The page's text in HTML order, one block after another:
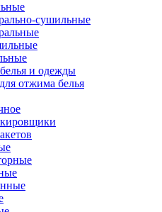
сушильные
и одежды
отжима белья